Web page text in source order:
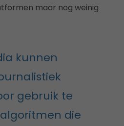
maar nog weinig
kunnen
gebruik te
die